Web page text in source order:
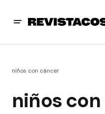
niños con cáncer
niños